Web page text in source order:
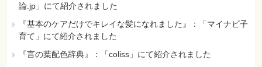
[誤]
作動スポット型感知器
[正]
差動スポット型感知器
【 第2刷にて修正 】
論.jp」にて紹介されました
『基本のケアだけでキレイな髪になれました』：「マイナビ子
育て」にて紹介されました
『言の葉配色辞典』：「coliss」にて紹介されました